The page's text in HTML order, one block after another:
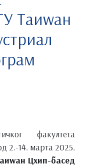
Таиwан
факултета
2.-14. марта 2025.
Цхип-басед